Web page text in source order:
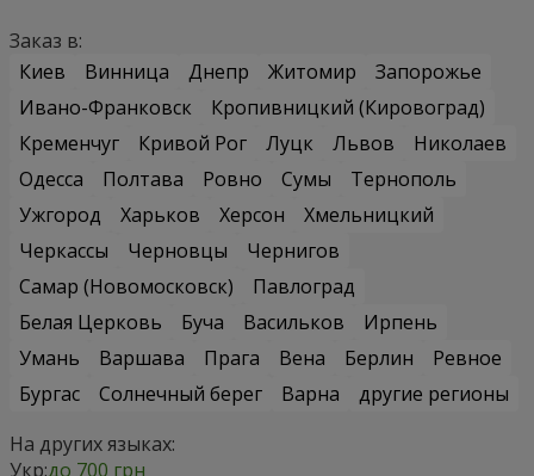
Заказ в:
Киев
Винница Днепр Житомир
Запорожье
Ивано-Франковск
Кропивницкий (Кировоград)
Кременчуг
Кривой Рог Луцк Львов
Николаев
Одесса
Полтава Ровно Сумы
Тернополь
Ужгород
Харьков Херсон
Хмельницкий
Черкассы
Черновцы
Чернигов
Самар (Новомосковск)
Павлоград
Белая Церковь
Буча Васильков
Ирпень
Умань
Варшава Прага Вена Берлин
Ревное
Бургас
Солнечный берег Варна
другие регионы
На других языках:
Укр:до 700 грн